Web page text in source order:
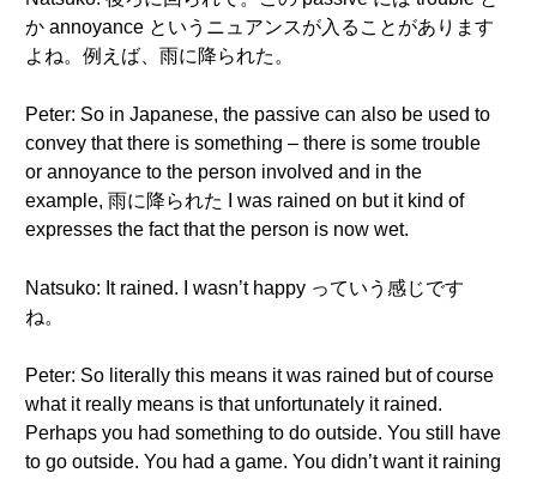
か annoyance というニュアンスが入ることがあります
よね。例えば、雨に降られた。
Peter: So in Japanese, the passive can also be used to
convey that there is something – there is some trouble
or annoyance to the person involved and in the
example, 雨に降られた I was rained on but it kind of
expresses the fact that the person is now wet.
Natsuko: It rained. I wasn’t happy っていう感じです
ね。
Peter: So literally this means it was rained but of course
what it really means is that unfortunately it rained.
Perhaps you had something to do outside. You still have
to go outside. You had a game. You didn’t want it raining